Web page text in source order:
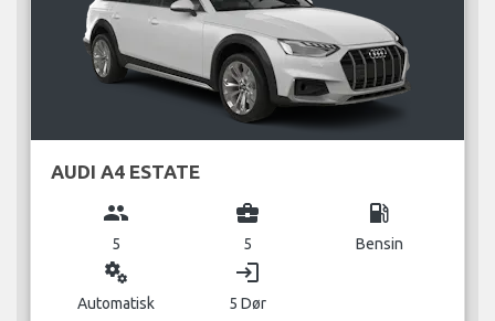
AUDI A4 ESTATE
group
5
business_center
5
local_gas_station
Bensin
miscellaneous_services
Automatisk
login
5 Dør